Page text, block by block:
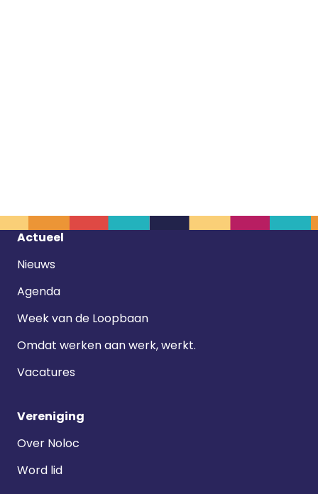
Footer
Actueel
Nieuws
Agenda
Week van de Loopbaan
Omdat werken aan werk, werkt.
Vacatures
Vereniging
Over Noloc
Word lid